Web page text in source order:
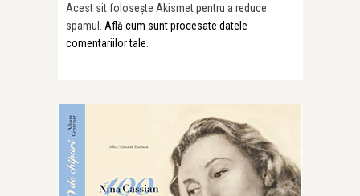
Acest sit folosește Akismet pentru a reduce
spamul. Află cum sunt procesate datele
comentariilor tale